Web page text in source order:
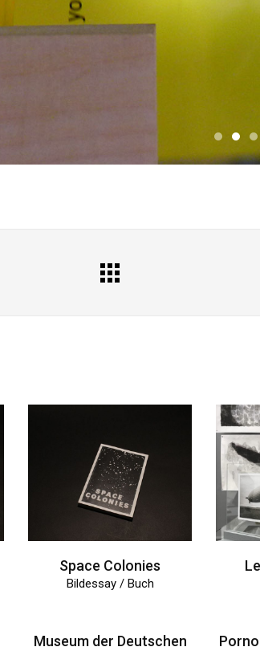
All
Space Colonies
Bildessay / Buch
Museum der Deutschen